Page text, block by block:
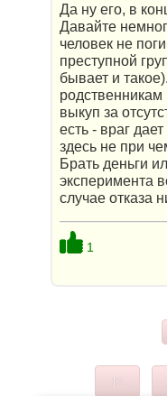
Да ну его, в
Давайте
человек не
преступной
бывает и
родственникам
выкуп за
есть - враг
здесь не при
Брать деньги
эксперимента
случае отказа
1
|<